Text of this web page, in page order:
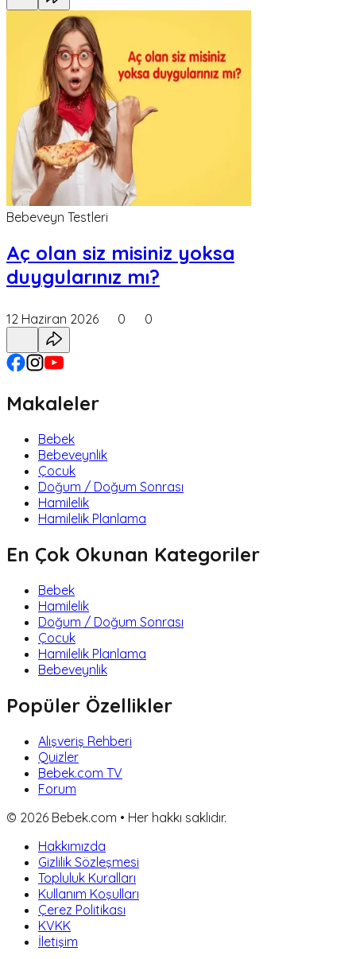
Bebeveyn Testleri
Aç olan siz misiniz yoksa
duygularınız mı?
12 Haziran 2026 0 0
Makaleler
Bebek
Bebeveynlik
Çocuk
Doğum / Doğum Sonrası
Hamilelik
Hamilelik Planlama
En Çok Okunan Kategoriler
Bebek
Hamilelik
Doğum / Doğum Sonrası
Çocuk
Hamilelik Planlama
Bebeveynlik
Popüler Özellikler
Alışveriş Rehberi
Quizler
Bebek.com TV
Forum
© 2026 Bebek.com • Her hakkı saklıdır.
Hakkımızda
Gizlilik Sözleşmesi
Topluluk Kuralları
Kullanım Koşulları
Çerez Politikası
KVKK
İletişim